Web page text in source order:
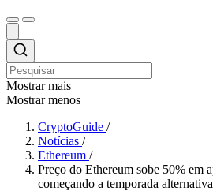
Mostrar mais
Mostrar menos
CryptoGuide /
Notícias /
Ethereum /
Preço do Ethereum sobe 50% em
começando a temporada